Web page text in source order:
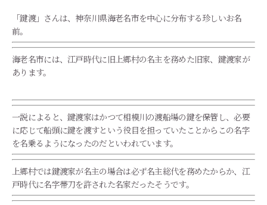
「鍵渡」さんは、神奈川県海老名市を中心に分布する珍しいお名
前。
海老名市には、江戸時代に旧上郷村の名主を務めた旧家、鍵渡家が
あります。
一説によると、鍵渡家はかつて相模川の渡船場の鍵を保管し、必要
に応じて船頭に鍵を渡すという役目を担っていたことからこの名字
を名乗るようになったのだといわれています。
上郷村では鍵渡家が名主の場合は必ず名主総代を務めたからか、江
戸時代に名字帯刀を許された名家だったそうです。